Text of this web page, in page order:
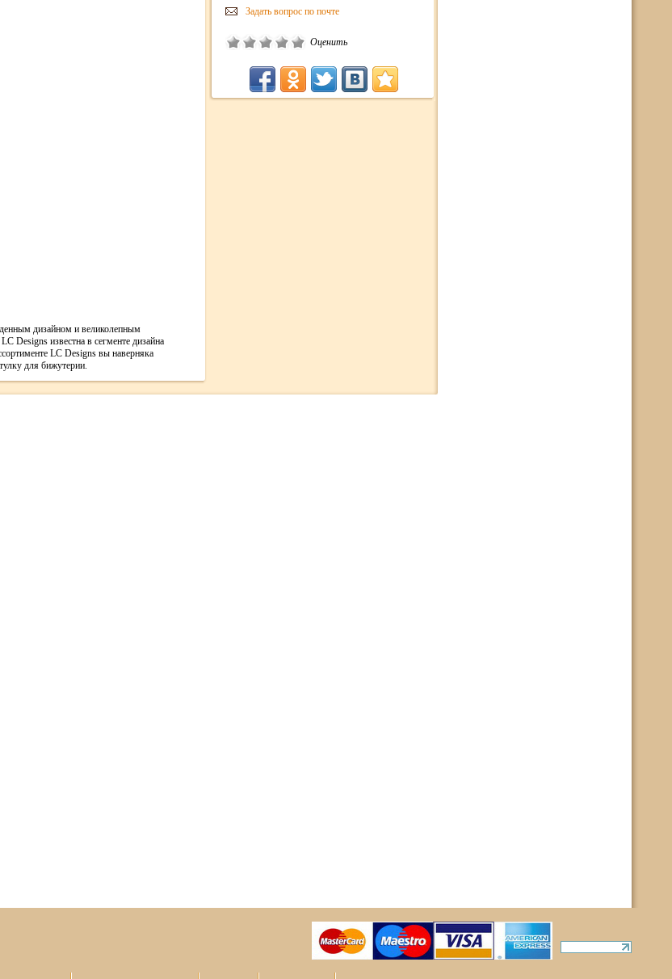
дизайном и великолепным
Designs известна в сегменте дизайна
LC Designs вы наверняка
для бижутерии.
Задать вопрос по почте
Оценить